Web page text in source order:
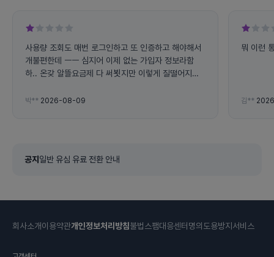
사용량 조회도 매번 로그인하고 또 인증하고 해야해서
개불편한데 ㅡㅡ 심지어 이제 없는 가입자 정보라함
하.. 온갖 알뜰요금제 다 써뵛지만 이렇게 질떨어지고
리 닳는지 ㅡㅡ
박** 2026-08-09
뭐 이런
김**
공지 일반 유심 유료 전환 안내
회사소개이용약관개인정보처리방침불법스팸대응센터 명의도용방지서비스